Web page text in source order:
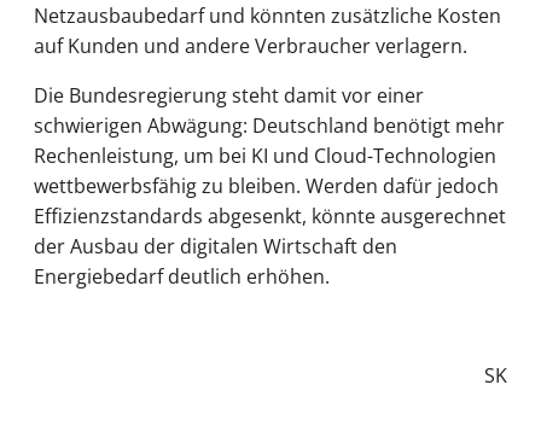
Netzausbaubedarf und könnten zusätzliche Kosten
auf Kunden und andere Verbraucher verlagern.
Die Bundesregierung steht damit vor einer
schwierigen Abwägung: Deutschland benötigt mehr
Rechenleistung, um bei KI und Cloud-Technologien
wettbewerbsfähig zu bleiben. Werden dafür jedoch
Effizienzstandards abgesenkt, könnte ausgerechnet
der Ausbau der digitalen Wirtschaft den
Energiebedarf deutlich erhöhen.
SK